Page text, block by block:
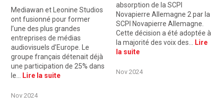
Mediawan et Leonine Studios
ont fusionné pour former
l’une des plus grandes
entreprises de médias
audiovisuels d’Europe. Le
groupe français détenait déjà
une participation de 25% dans
le…
Lire la suite
Nov 2024
absorption de la SCPI
Novapierre Allemagne 2 par la
SCPI Novapierre Allemagne.
Cette décision a été adoptée à
la majorité des voix des…
Lire
la suite
Nov 2024